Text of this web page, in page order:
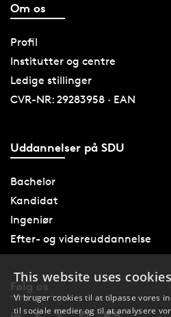
Om os
Profil
Institutter og centre
Ledige stillinger
CVR-NR: 29283958 · EAN
Uddannelser på SDU
Bachelor
Kandidat
Ingeniør
Efter- og videreuddannelse
Følg os
This website uses cookies
Vi bruger cookies til at tilpasse vores
til sociale medier og til at analysere